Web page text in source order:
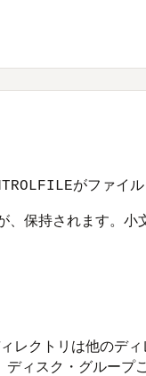
がファイ
保持されます。小
レクトリは他のデ
ィスク・グループ